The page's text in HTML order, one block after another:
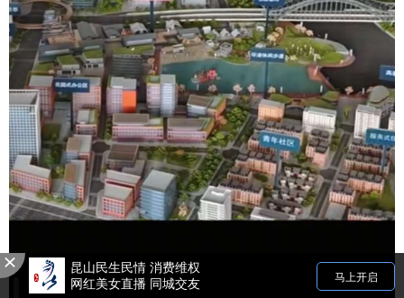
昆山民生民情 消费维权
网红美女直播 同城交友
马上开启